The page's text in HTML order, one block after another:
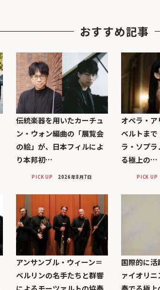
おすすめ記事
伝統楽器を用いたカーチュ
ン・ウォン編曲の「展覧会
の絵」が、日本フィルによ
り本邦初…
PICK UP 2026年8月7日
オペラ・
ベルトまで
ラ・ソプ
る極上の…
PICK UP
アンサンブル・ウィーン＝
ベルリンの名手たちと群響
国際的に
ァイオリ